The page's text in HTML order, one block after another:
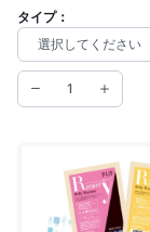
タイプ：